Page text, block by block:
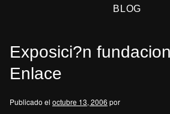
BLOG
Exposici?n
Enlace
Publicado el octubre 13, 2006 por